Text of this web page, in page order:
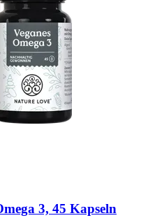
3, 45 Kapseln